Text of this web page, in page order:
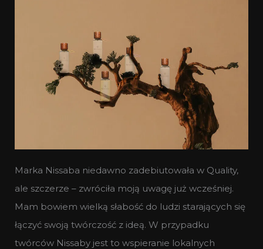
Marka Nissaba niedawno zadebiutowała w Quality,
ale szczerze – zwróciła moją uwagę już wcześniej.
Mam bowiem wielką słabość do ludzi starających się
łączyć swoją twórczość z ideą. W przypadku
twórców Nissaby jest to wspieranie lokalnych